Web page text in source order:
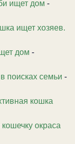
ищет дом -
ищет хозяев.
дом -
поисках семьи -
кошка
окраса